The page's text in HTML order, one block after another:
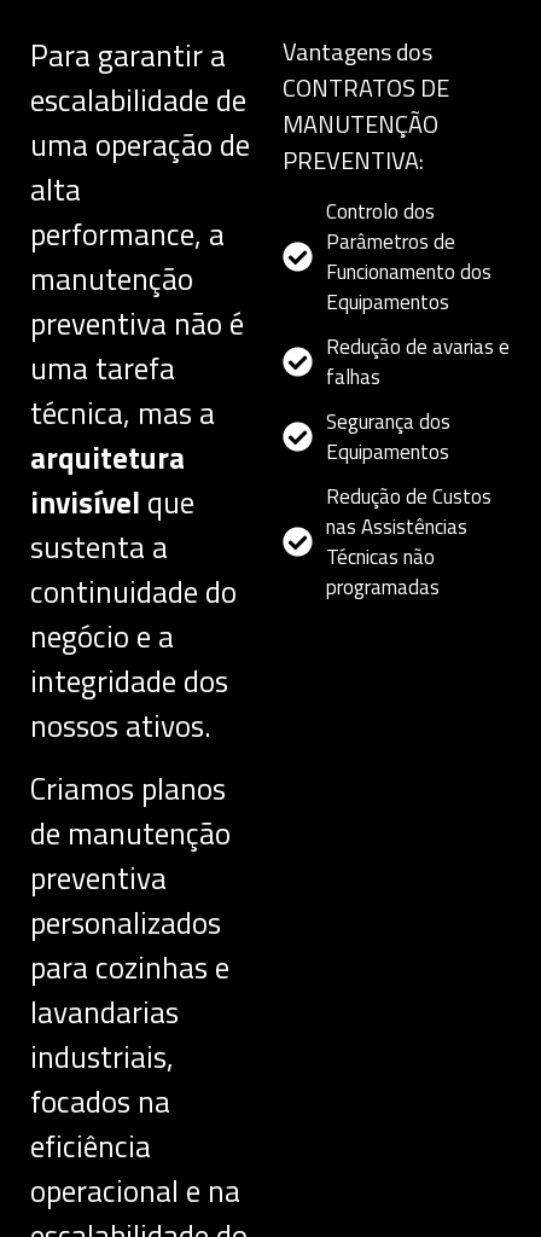
Para garantir a
escalabilidade de
uma operação de
alta
performance, a
manutenção
preventiva não é
uma tarefa
técnica, mas a
arquitetura
invisível que
sustenta a
continuidade do
negócio e a
integridade dos
nossos ativos.
Criamos planos
de manutenção
preventiva
personalizados
para cozinhas e
lavandarias
industriais,
focados na
eficiência
operacional e na
Vantagens dos
CONTRATOS DE
MANUTENÇÃO
PREVENTIVA:
Controlo dos
Parâmetros de
Funcionamento dos
Equipamentos
Redução de avarias e
falhas
Segurança dos
Equipamentos
Redução de Custos
nas Assistências
Técnicas não
programadas